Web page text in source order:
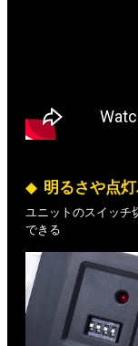
明るさや点
ユニットのスイッチ
できる